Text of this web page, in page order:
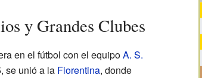
y Grandes Clubes
en el fútbol con el equipoA. S.
se unió a la Fiorentina, donde